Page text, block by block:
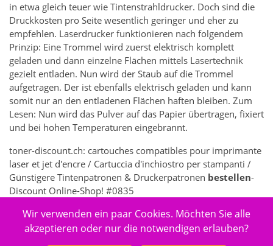
in etwa gleich teuer wie Tintenstrahldrucker. Doch sind die
Druckkosten pro Seite wesentlich geringer und eher zu
empfehlen. Laserdrucker funktionieren nach folgendem
Prinzip: Eine Trommel wird zuerst elektrisch komplett
geladen und dann einzelne Flächen mittels Lasertechnik
gezielt entladen. Nun wird der Staub auf die Trommel
aufgetragen. Der ist ebenfalls elektrisch geladen und kann
somit nur an den entladenen Flächen haften bleiben. Zum
Lesen: Nun wird das Pulver auf das Papier übertragen, fixiert
und bei hohen Temperaturen eingebrannt.
toner-discount.ch: cartouches compatibles pour imprimante
laser et jet d'encre / Cartuccia d'inchiostro per stampanti /
Günstigere Tintenpatronen & Druckerpatronen bestellen-
Discount Online-Shop! #0835
7362 - Elektronik > Drucken, Kopieren, Scannen & Faxen >
Zubehör Drucker, Kopierer & Faxgeräte > Drucker-
Wir verwenden ein paar Cookies. Möchten Sie alle
akzeptieren oder nur die notwendigen erlauben?